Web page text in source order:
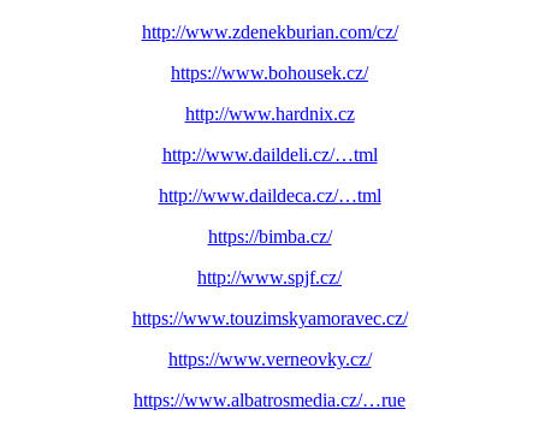
http://www.zdenekburian.com/cz/
https://www.bohousek.cz/
http://www.hardnix.cz
http://www.daildeli.cz/…tml
http://www.daildeca.cz/…tml
https://bimba.cz/
http://www.spjf.cz/
https://www.touzimskyamoravec.cz/
https://www.verneovky.cz/
https://www.albatrosmedia.cz/…rue